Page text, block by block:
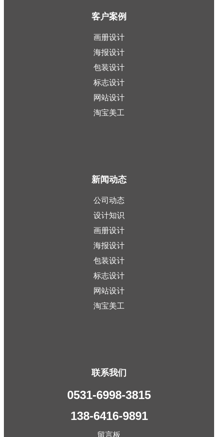
客户案例
画册设计
海报设计
包装设计
标志设计
网站设计
淘宝美工
新闻动态
公司动态
设计知识
画册设计
海报设计
包装设计
标志设计
网站设计
淘宝美工
联系我们
0531-6998-3815
138-6416-9891
留言板